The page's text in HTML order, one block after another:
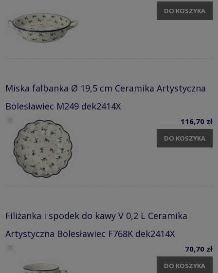
DO KOSZYKA
Miska falbanka Ø 19,5 cm Ceramika Artystyczna
Bolesławiec M249 dek2414X
116,70 zł
DO KOSZYKA
Filiżanka i spodek do kawy V 0,2 L Ceramika
Artystyczna Bolesławiec F768K dek2414X
70,70 zł
DO KOSZYKA